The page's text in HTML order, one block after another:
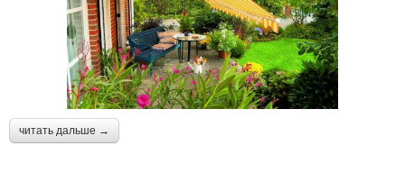
читать дальше →